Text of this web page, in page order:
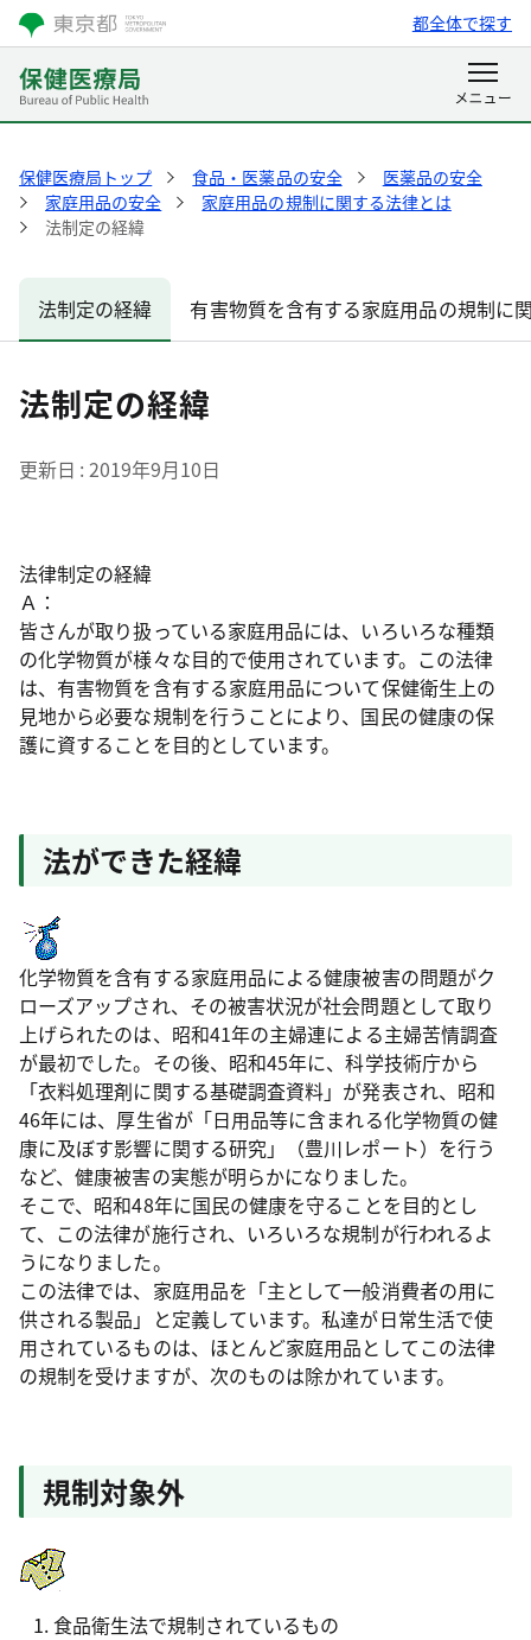
都全体で探す
保健医療局トップ 食品・医薬品の安全
医薬品の安全
家庭用品の安全
家庭用品の規制に関する法律とは
法制定の経緯
法制定の経緯 有害物質を含有する家庭用品の規制に
法制定の経緯
更新日 2019年9月10日
法律制定の経緯
Ａ：
皆さんが取り扱っている家庭用品には、いろいろな種類
の化学物質が様々な目的で使用されています。この法律
は、有害物質を含有する家庭用品について保健衛生上の
見地から必要な規制を行うことにより、国民の健康の保
護に資することを目的としています。
法ができた経緯
化学物質を含有する家庭用品による健康被害の問題がク
ローズアップされ、その被害状況が社会問題として取り
上げられたのは、昭和41年の主婦連による主婦苦情調査
が最初でした。その後、昭和45年に、科学技術庁から
「衣料処理剤に関する基礎調査資料」が発表され、昭和
46年には、厚生省が「日用品等に含まれる化学物質の健
康に及ぼす影響に関する研究」（豊川レポート）を行う
など、健康被害の実態が明らかになりました。
そこで、昭和48年に国民の健康を守ることを目的とし
て、この法律が施行され、いろいろな規制が行われるよ
うになりました。
この法律では、家庭用品を「主として一般消費者の用に
供される製品」と定義しています。私達が日常生活で使
用されているものは、ほとんど家庭用品としてこの法律
の規制を受けますが、次のものは除かれています。
規制対象外
食品衛生法で規制されているもの